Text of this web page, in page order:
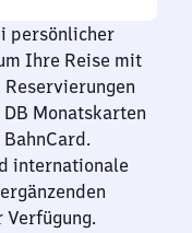
persönlicher
Ihre Reise mit
Reservierungen
Monatskarten
internationale